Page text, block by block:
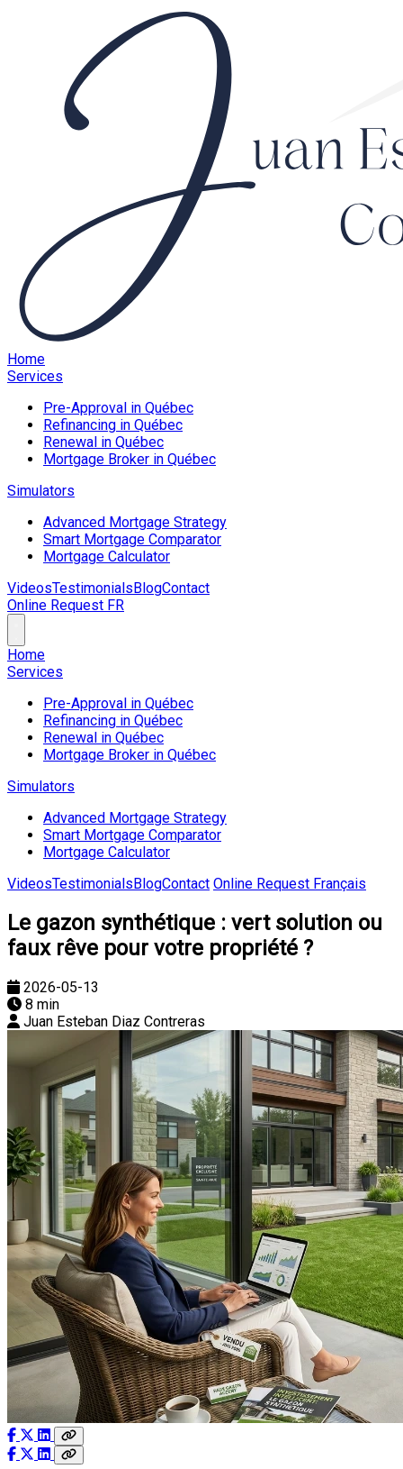
Home
Services
Pre-Approval in Québec
Refinancing in Québec
Renewal in Québec
Mortgage Broker in Québec
Simulators
Advanced Mortgage Strategy
Smart Mortgage Comparator
Mortgage Calculator
VideosTestimonialsBlogContact
Online Request FR
Home
Services
Pre-Approval in Québec
Refinancing in Québec
Renewal in Québec
Mortgage Broker in Québec
Simulators
Advanced Mortgage Strategy
Smart Mortgage Comparator
Mortgage Calculator
VideosTestimonialsBlogContact Online Request Français
Le gazon synthétique : vert solution ou
faux rêve pour votre propriété ?
2026-05-13
8 min
Juan Esteban Diaz Contreras